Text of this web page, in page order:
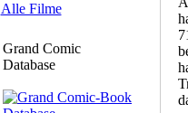
Alle Filme
Grand Comic
Database